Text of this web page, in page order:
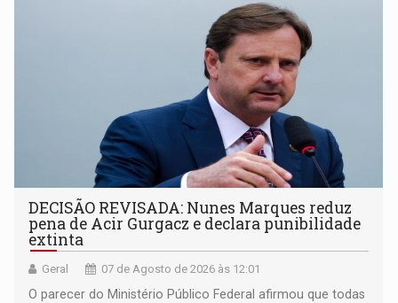
DECISÃO REVISADA: Nunes Marques reduz
pena de Acir Gurgacz e declara punibilidade
extinta
Geral 07 de Agosto de 2026 às 12:01
O parecer do Ministério Público Federal afirmou que todas